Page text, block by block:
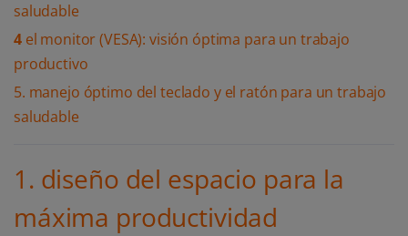
saludable
4 el monitor (VESA): visión óptima para un trabajo
productivo
5. manejo óptimo del teclado y el ratón para un trabajo
saludable
1. diseño del espacio para la
máxima productividad